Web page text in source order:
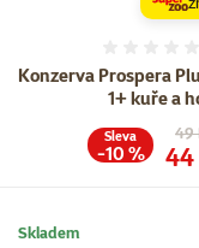
Konzerva Prospera
1+ kuře a
49
44
Sleva
-10 %
Skladem